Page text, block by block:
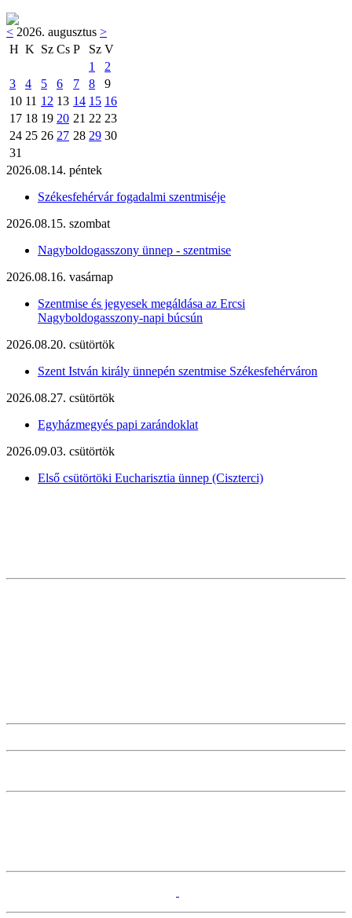
< 2026. augusztus >
H K Sz Cs P Sz V
1
2
3
4 5 6 7 8
9
10 11 12 13 14 15 16
17 18 19 20 21 22 23
24 25 26 27 28 29 30
31
2026.08.14. péntek
Székesfehérvár fogadalmi szentmiséje
2026.08.15. szombat
Nagyboldogasszony ünnep - szentmise
2026.08.16. vasárnap
Szentmise és jegyesek megáldása az Ercsi
Nagyboldogasszony-napi búcsún
2026.08.20. csütörtök
Szent István király ünnepén szentmise Székesfehérváron
2026.08.27. csütörtök
Egyházmegyés papi zarándoklat
2026.09.03. csütörtök
Első csütörtöki Eucharisztia ünnep (Ciszterci)